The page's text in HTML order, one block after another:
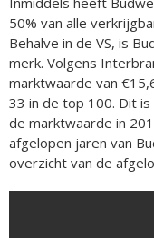
50% van alle
Behalve in de VS, is
merk. Volgens
marktwaarde van
33 in de top 100. Dit
de marktwaarde in
afgelopen jaren van
overzicht van de